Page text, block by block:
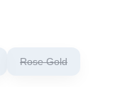
Rose Gold